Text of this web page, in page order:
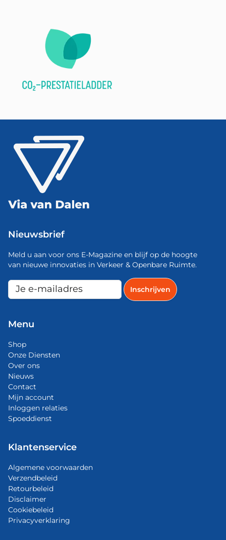
Nieuwsbrief
Meld u aan voor ons E-Magazine en blijf op de hoogte
van nieuwe innovaties in Verkeer & Openbare Ruimte.
Menu
Shop
Onze Diensten
Over ons
Nieuws
Contact
Mijn account
Inloggen relaties
Spoeddienst
Klantenservice
Algemene voorwaarden
Verzendbeleid
Retourbeleid
Disclaimer
Cookiebeleid
Privacyverklaring